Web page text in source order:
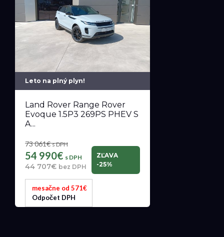
Leto na plný plyn!
Land Rover Range Rover
Evoque 1.5P3 269PS PHEV S
A...
73 061€s DPH
54 990€ s DPH
44 707€ bez DPH
ZĽAVA
-25%
mesačne od 571€
Odpočet DPH